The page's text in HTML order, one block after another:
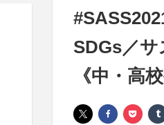
SDGs／サ
《中・高